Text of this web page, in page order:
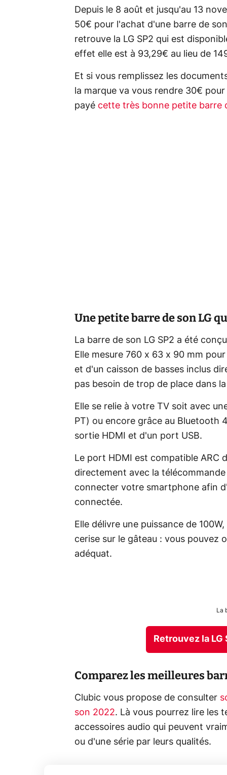
Depuis le 8 août et jusqu'au 13
50€ pour l'achat d'une barre de
retrouve la LG SP2 qui est
effet elle est à 93,29€ au lieu de
Et si vous remplissez les
la marque va vous rendre 30€
payé cette très bonne petite barre
Une petite barre de son LG
La barre de son LG SP2 a été
Elle mesure 760 x 63 x 90 mm
et d'un caisson de basses inclus
pas besoin de trop de place dans
Elle se relie à votre TV soit avec
PT) ou encore grâce au Bluetooth
sortie HDMI et d'un port USB.
Le port HDMI est compatible ARC
directement avec la
connecter votre smartphone afin
connectée.
Elle délivre une puissance de
cerise sur le gâteau : vous pouvez
adéquat.
La
Retrouvez la
Comparez les meilleures
Clubic vous propose de consulter
son 2022. Là vous pourrez lire les
accessoires audio qui peuvent
ou d'une série par leurs qualités.